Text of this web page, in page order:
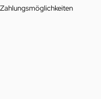
Zahlungsmöglichkeiten